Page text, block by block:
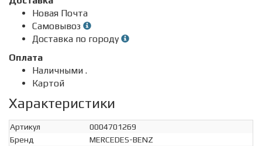
Новая Почта
Самовывоз
Доставка по городу
Оплата
Наличными .
Картой
Характеристики
Артикул
0004701269
Бренд
MERCEDES-BENZ